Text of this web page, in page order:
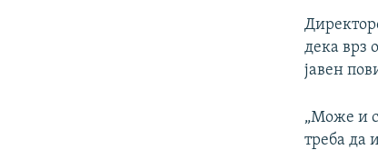
дека врз
јавен
„Може и
треба да